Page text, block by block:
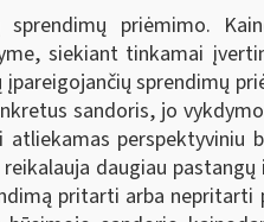
priėmimo.
siekiant tinkamai
sprendimų
sandoris, jo
perspektyviniu
daugiau
pritarti arba